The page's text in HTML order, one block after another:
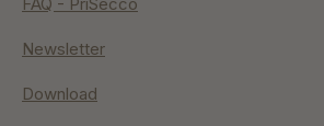
Newsletter
Download